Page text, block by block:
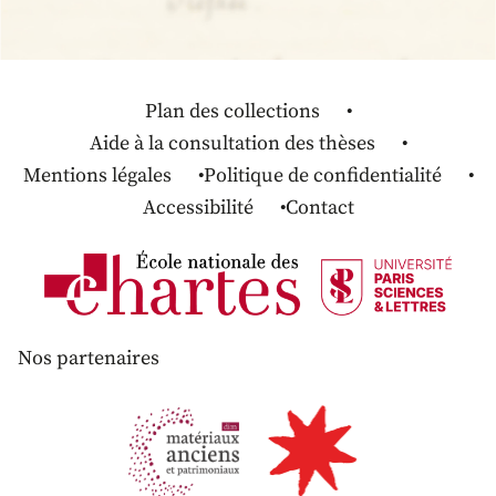
Plan des collections
Aide à la consultation des thèses
Mentions légales
Politique de confidentialité
Accessibilité
Contact
Nos partenaires